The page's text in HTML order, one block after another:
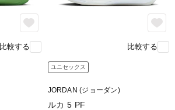
比較する 比較する
ユニセックス
JORDAN (ジョーダン)
ルカ 5 PF